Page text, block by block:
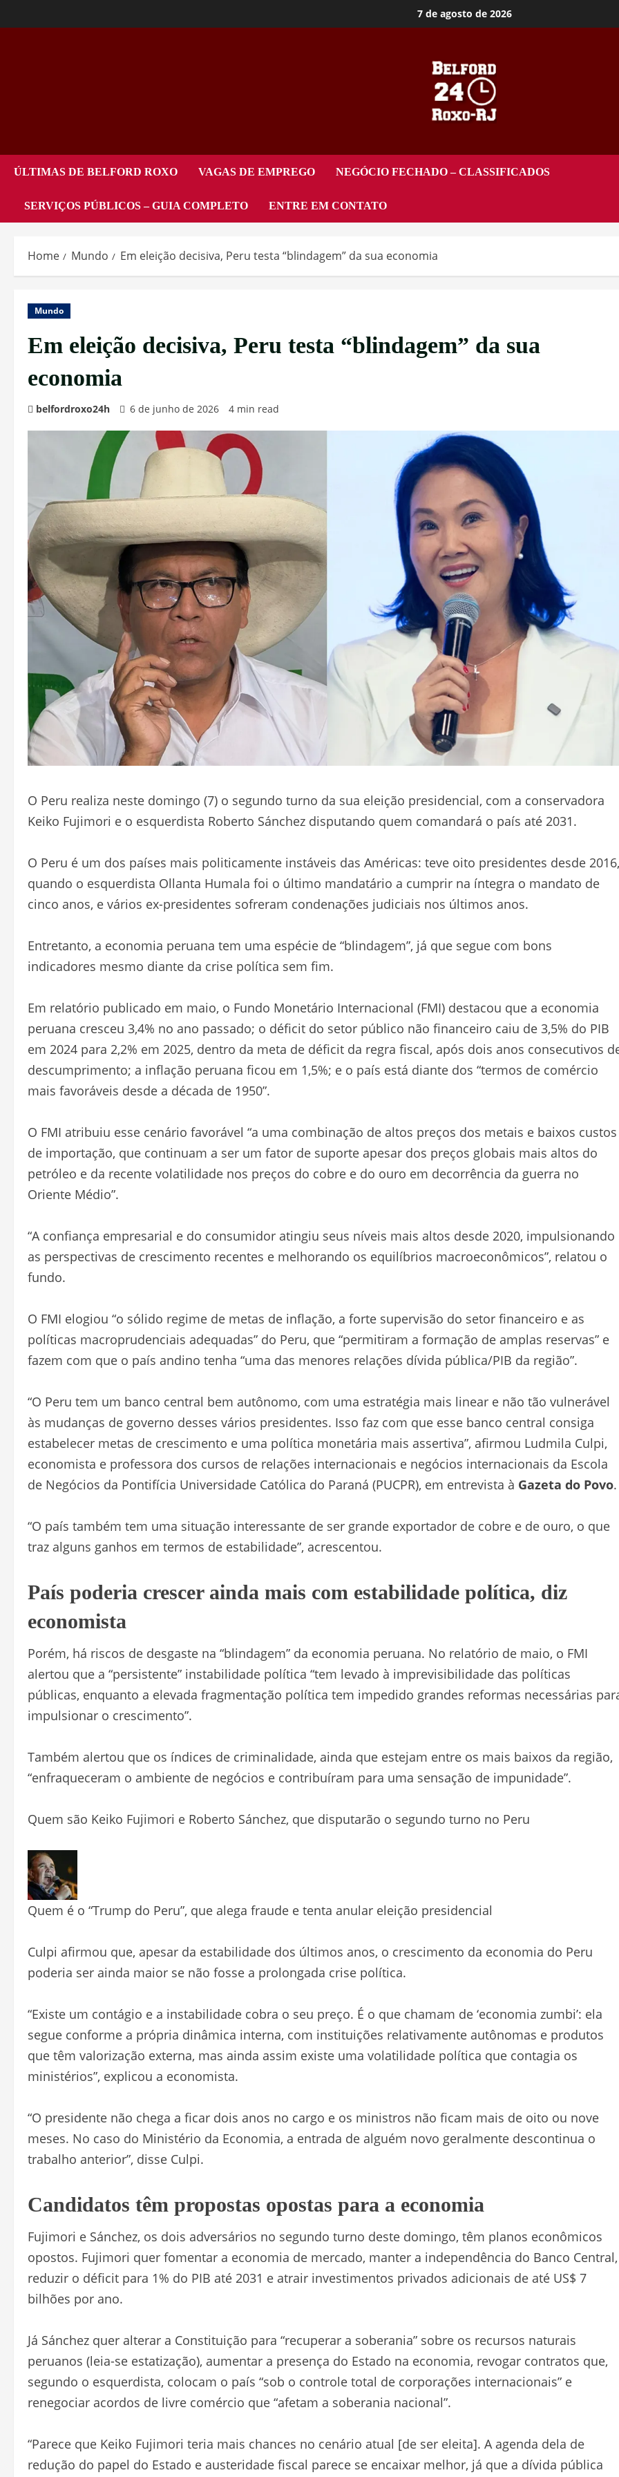
7 de agosto de 2026
ÚLTIMAS DE BELFORD ROXO VAGAS DE EMPREGO NEGÓCIO FECHADO – CLASSIFICADOS
SERVIÇOS PÚBLICOS – GUIA COMPLETO ENTRE EM CONTATO
Home Mundo Em eleição decisiva, Peru testa “blindagem” da sua economia
Mundo
Em eleição decisiva, Peru testa “blindagem” da sua
economia
belfordroxo24h 6 de junho de 2026 4 min read
O Peru realiza neste domingo (7) o segundo turno da sua eleição presidencial, com a conservadora
Keiko Fujimori e o esquerdista Roberto Sánchez disputando quem comandará o país até 2031.
O Peru é um dos países mais politicamente instáveis das Américas: teve oito presidentes desde 2016,
quando o esquerdista Ollanta Humala foi o último mandatário a cumprir na íntegra o mandato de
cinco anos, e vários ex-presidentes sofreram condenações judiciais nos últimos anos.
Entretanto, a economia peruana tem uma espécie de “blindagem”, já que segue com bons
indicadores mesmo diante da crise política sem fim.
Em relatório publicado em maio, o Fundo Monetário Internacional (FMI) destacou que a economia
peruana cresceu 3,4% no ano passado; o déficit do setor público não financeiro caiu de 3,5% do PIB
em 2024 para 2,2% em 2025, dentro da meta de déficit da regra fiscal, após dois anos consecutivos
descumprimento; a inflação peruana ficou em 1,5%; e o país está diante dos “termos de comércio
mais favoráveis ​​desde a década de 1950”.
O FMI atribuiu esse cenário favorável “a uma combinação de altos preços dos metais e baixos custos
de importação, que continuam a ser um fator de suporte apesar dos preços globais mais altos do
petróleo e da recente volatilidade nos preços do cobre e do ouro em decorrência da guerra no
Oriente Médio”.
“A confiança empresarial e do consumidor atingiu seus níveis mais altos desde 2020, impulsionando
as perspectivas de crescimento recentes e melhorando os equilíbrios macroeconômicos”, relatou o
fundo.
O FMI elogiou “o sólido regime de metas de inflação, a forte supervisão do setor financeiro e as
políticas macroprudenciais adequadas” do Peru, que “permitiram a formação de amplas reservas” e
fazem com que o país andino tenha “uma das menores relações dívida pública/PIB da região”.
“O Peru tem um banco central bem autônomo, com uma estratégia mais linear e não tão vulnerável
às mudanças de governo desses vários presidentes. Isso faz com que esse banco central consiga
estabelecer metas de crescimento e uma política monetária mais assertiva”, afirmou Ludmila Culpi,
economista e professora dos cursos de relações internacionais e negócios internacionais da Escola
de Negócios da Pontifícia Universidade Católica do Paraná (PUCPR), em entrevista à Gazeta do Povo.
“O país também tem uma situação interessante de ser grande exportador de cobre e de ouro, o que
traz alguns ganhos em termos de estabilidade”, acrescentou.
País poderia crescer ainda mais com estabilidade política, diz
economista
Porém, há riscos de desgaste na “blindagem” da economia peruana. No relatório de maio, o FMI
alertou que a “persistente” instabilidade política “tem levado à imprevisibilidade das políticas
públicas, enquanto a elevada fragmentação política tem impedido grandes reformas necessárias
impulsionar o crescimento”.
Também alertou que os índices de criminalidade, ainda que estejam entre os mais baixos da região,
“enfraqueceram o ambiente de negócios e contribuíram para uma sensação de impunidade”.
Quem são Keiko Fujimori e Roberto Sánchez, que disputarão o segundo turno no Peru
Quem é o “Trump do Peru”, que alega fraude e tenta anular eleição presidencial
Culpi afirmou que, apesar da estabilidade dos últimos anos, o crescimento da economia do Peru
poderia ser ainda maior se não fosse a prolongada crise política.
“Existe um contágio e a instabilidade cobra o seu preço. É o que chamam de ‘economia zumbi’: ela
segue conforme a própria dinâmica interna, com instituições relativamente autônomas e produtos
que têm valorização externa, mas ainda assim existe uma volatilidade política que contagia os
ministérios”, explicou a economista.
“O presidente não chega a ficar dois anos no cargo e os ministros não ficam mais de oito ou nove
meses. No caso do Ministério da Economia, a entrada de alguém novo geralmente descontinua o
trabalho anterior”, disse Culpi.
Candidatos têm propostas opostas para a economia
Fujimori e Sánchez, os dois adversários no segundo turno deste domingo, têm planos econômicos
opostos. Fujimori quer fomentar a economia de mercado, manter a independência do Banco Central,
reduzir o déficit para 1% do PIB até 2031 e atrair investimentos privados adicionais de até US$ 7
bilhões por ano.
Já Sánchez quer alterar a Constituição para “recuperar a soberania” sobre os recursos naturais
peruanos (leia-se estatização), aumentar a presença do Estado na economia, revogar contratos que,
segundo o esquerdista, colocam o país “sob o controle total de corporações internacionais” e
renegociar acordos de livre comércio que “afetam a soberania nacional”.
“Parece que Keiko Fujimori teria mais chances no cenário atual [de ser eleita]. A agenda dela de
redução do papel do Estado e austeridade fiscal parece se encaixar melhor, já que a dívida pública